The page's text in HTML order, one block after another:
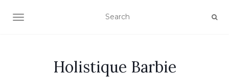
AFFICHER/MASQUER LA NAVIGATION
Holistique Barbie